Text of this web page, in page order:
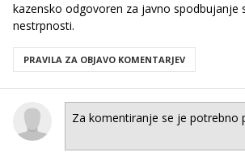
kazensko odgovoren za javno spodbujanje
nestrpnosti.
PRAVILA ZA OBJAVO KOMENTARJEV